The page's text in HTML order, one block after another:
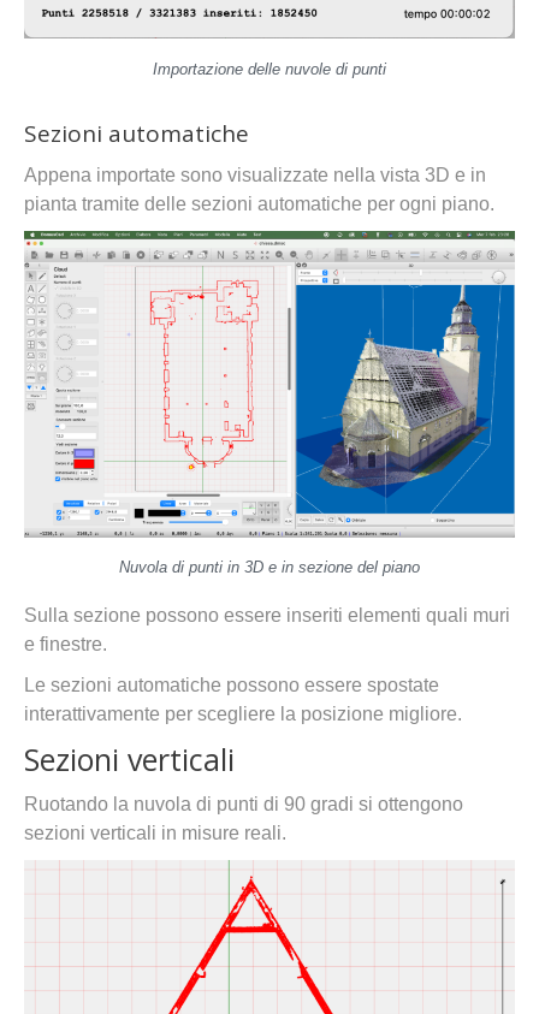
Importazione delle nuvole di punti
Sezioni automatiche
Appena importate sono visualizzate nella vista 3D e in
pianta tramite delle sezioni automatiche per ogni piano.
Nuvola di punti in 3D e in sezione del piano
Sulla sezione possono essere inseriti elementi quali muri
e finestre.
Le sezioni automatiche possono essere spostate
interattivamente per scegliere la posizione migliore.
Sezioni verticali
Ruotando la nuvola di punti di 90 gradi si ottengono
sezioni verticali in misure reali.